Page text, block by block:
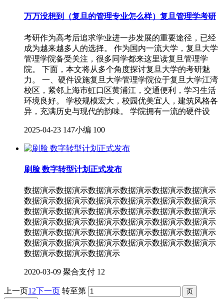
万万没想到（复旦的管理专业怎么样）复旦管理学考研
考研作为高考后追求学业进一步发展的重要途径，已经
成为越来越多人的选择。 作为国内一流大学，复旦大学
管理学院备受关注，很多同学都来这里读复旦管理学
院。 下面，本文将从多个角度探讨复旦大学的考研魅
力。 一、硬件设施复旦大学管理学院位于复旦大学江湾
校区，紧邻上海市虹口区黄浦江，交通便利，学习生活
环境良好。 学校规模宏大，校园优美宜人，建筑风格各
异，充满历史与现代的韵味。 学院拥有一流的硬件设
2025-04-23 147小编 100
刷脸 数字转型计划正式发布
数据演示数据演示数据演示数据演示数据演示数据演示
数据演示数据演示数据演示数据演示数据演示数据演示
数据演示数据演示数据演示数据演示数据演示数据演示
数据演示数据演示数据演示数据演示数据演示数据演示
数据演示数据演示数据演示数据演示数据演示数据演示
数据演示数据演示数据演示数据演示数据演示数据演示
数据演示数据演示数据演示
2020-03-09 聚合支付 12
上一页1 2下一页 转至第